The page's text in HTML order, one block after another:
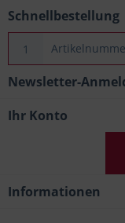
Schnellbestellung
Newsletter-
Ihr Konto
Informationen